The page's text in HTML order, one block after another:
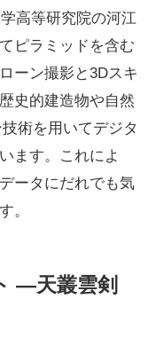
高等研究院の河江
ピラミッドを含む
ーン撮影と3Dスキ
史的建造物や自然
術を用いてデジタ
ます。これによ
ータにだれでも気
。
―天叢雲剣